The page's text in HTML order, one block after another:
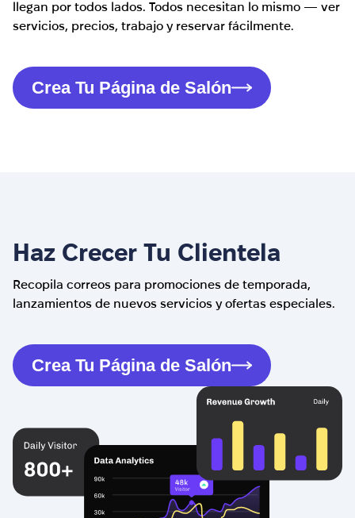
llegan por todos lados. Todos necesitan lo mismo — ver
servicios, precios, trabajo y reservar fácilmente.
Crea Tu Página de Salón
Haz Crecer Tu Clientela
Recopila correos para promociones de temporada,
lanzamientos de nuevos servicios y ofertas especiales.
Crea Tu Página de Salón